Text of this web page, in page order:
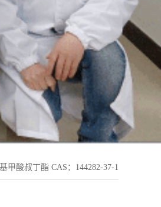
甲酸叔丁酯 CAS：144282-37-1